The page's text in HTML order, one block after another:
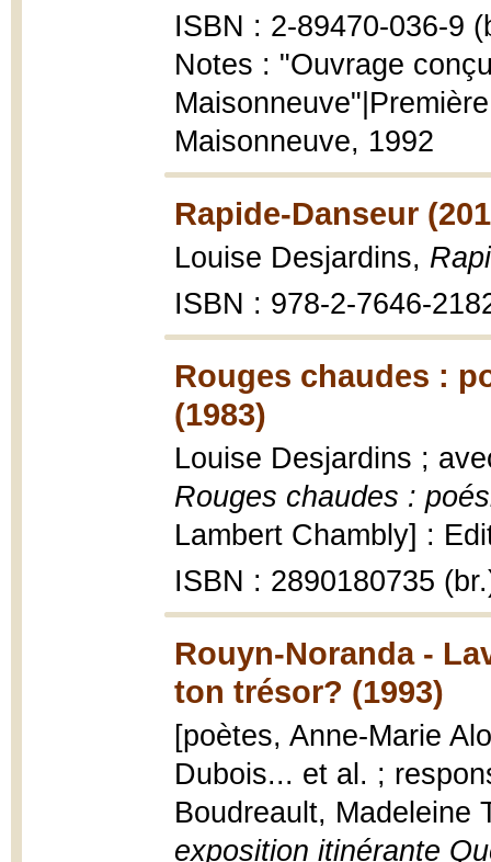
ISBN : 2-89470-036-9
Notes : "Ouvrage
Maisonneuve, 1992
Rapide-Danseur
Louise Desjardins,
ISBN : 978-2-7646-
Rouges chaudes :
(1983)
Louise Desjardins ;
Rouges chaudes :
Lambert Chambly] :
ISBN : 2890180735
Rouyn-Noranda -
ton trésor? (1993)
[poètes, Anne-Marie
Dubois... et al. ;
Boudreault, Madeleine
exposition itinérante